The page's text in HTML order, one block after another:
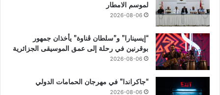
لموسم الامطار
2026-08-06
“إيسينارا” و”سلطان ڤناوة” يأخذان جمهور
بوقرنين في رحلة إلى عمق الموسيقى الجزائرية
2026-08-06
“جاكراندا” في مهرجان الحمامات الدولي
2026-08-06